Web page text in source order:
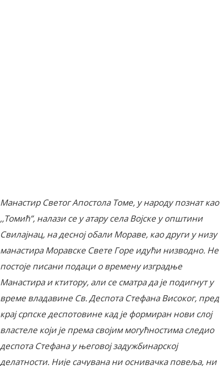
Манастир Светог Апостола Томе, у народу познат као
,,Томић’’, налази се у атару села Војске у општини
Свилајнац, на десној обали Мораве, као други у низу
манастира Моравске Свете Горе идући низводно. Не
постоје писани подаци о времену изградње
Манастира и ктитору, али се сматра да је подигнут у
време владавине Св. Деспота Стефана Високог, пред
крај српске деспотовине кад је формиран нови слој
властеле који је према својим могућностима следио
деспота Стефана у његовој задужбинарској
делатности. Није сачувана ни оснивачка повеља, ни